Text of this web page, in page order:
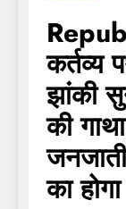
कर्तव्य
झांकी
की
का